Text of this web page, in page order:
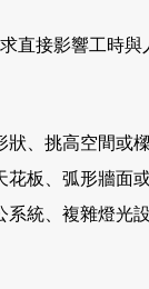
直接影響工時與
狀、挑高空間或
板、弧形牆面
統、複雜燈光